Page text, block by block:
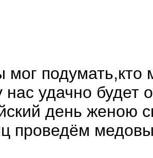
мог подумать,кто
нас удачно будет
день женою
проведём